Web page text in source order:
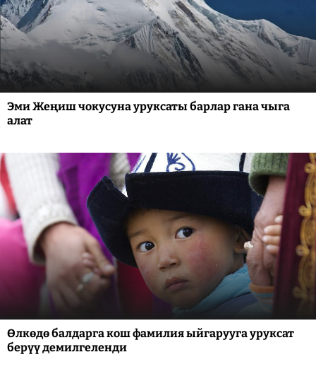
Эми Жеңиш чокусуна уруксаты барлар гана чыга
алат
Өлкөдө балдарга кош фамилия ыйгарууга уруксат
берүү демилгеленди